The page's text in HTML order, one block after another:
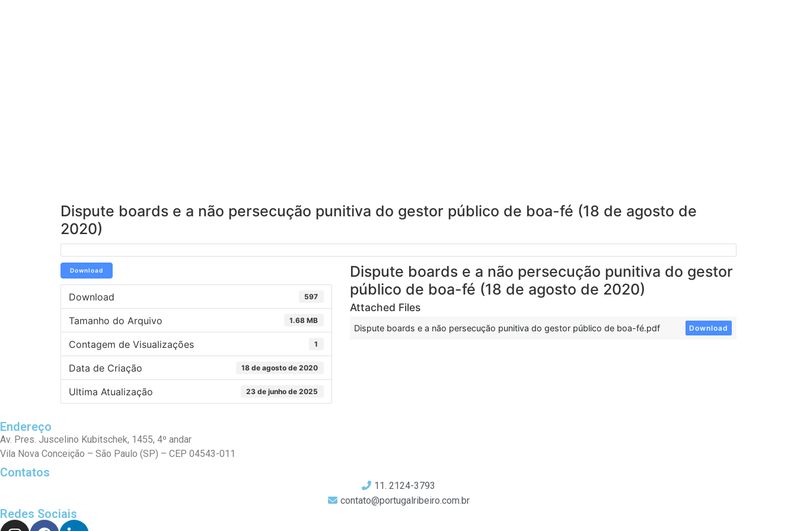
Dispute boards e a não persecução punitiva do gestor público de boa-fé (18 de agosto de
2020)
Download
Download 597
Tamanho do Arquivo 1.68 MB
Contagem de Visualizações 1
Data de Criação 18 de agosto de 2020
Ultima Atualização 23 de junho de 2025
Dispute boards e a não persecução punitiva do gestor
público de boa-fé (18 de agosto de 2020)
Attached Files
Dispute boards e a não persecução punitiva do gestor público de boa-fé.pdf Download
Endereço
Av. Pres. Juscelino Kubitschek, 1455, 4º andar
Vila Nova Conceição – São Paulo (SP) – CEP 04543-011
Contatos
11. 2124-3793
contato@portugalribeiro.com.br
Redes Sociais